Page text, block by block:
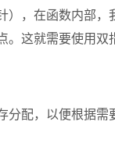
），在函数内部
。这就需要使用双
分配，以便根据